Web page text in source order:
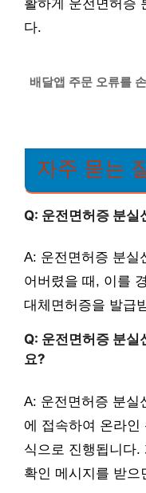
활하게 운전면허증
다.
배달앱 주문 오류를
자주 묻는
Q: 운전면허증 분실
A: 운전면허증 분실
어버렸을 때, 이를
대체면허증을 발급
Q: 운전면허증 분실
요?
A: 운전면허증 분실
에 접속하여 온라
식으로 진행됩니다.
확인 메시지를 받으